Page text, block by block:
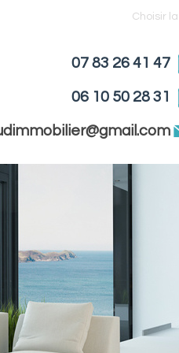
Choisir
07 83 26 41 47
06 10 50 28 31